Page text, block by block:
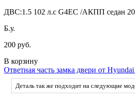
ДВС:1.5 102 л.с G4EC /АКПП седан
Б.у.
200 руб.
В корзину
Ответная часть замка двери от
Деталь так же подходит на следующие